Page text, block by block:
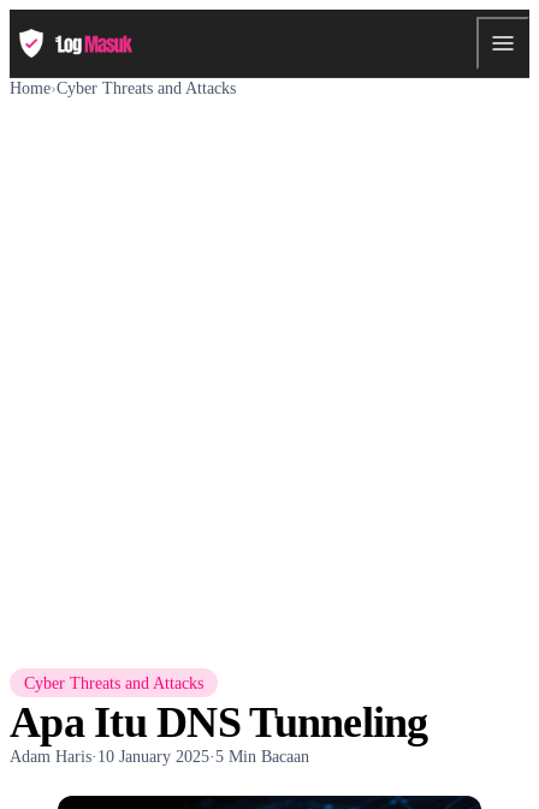
Home›Cyber Threats and Attacks
Cyber Threats and Attacks
Apa Itu DNS Tunneling
Adam Haris·10 January 2025·5 Min Bacaan